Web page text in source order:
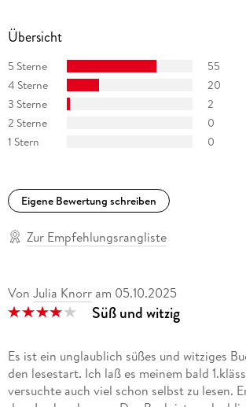
Übersicht
5 Sterne
55
4 Sterne
20
3 Sterne
2
2 Sterne
0
1 Stern
0
Eigene Bewertung schreiben
Zur Empfehlungsrangliste
Von Julia Knorr am 05.10.2025
Süß und witzig
Es ist ein unglaublich süßes und witziges
den lesestart. Ich laß es meinem bald
versuchte auch viel schon selbst zu lesen.